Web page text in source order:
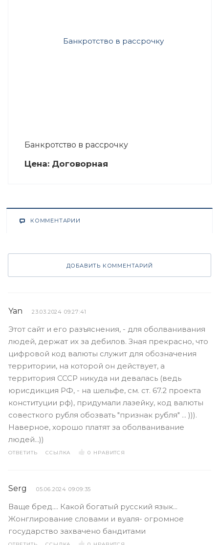
Банкротство в рассрочку
Цена: Договорная
КОММЕНТАРИИ
ДОБАВИТЬ КОММЕНТАРИЙ
Yan 23.03.2024 09:27:41
Этот сайт и его разъяснения, - для оболванивания
людей, держат их за дебилов. Зная прекрасно, что
цифровой код валюты служит для обозначения
территории, на которой он действует, а
территория СССР никуда ни девалась (ведь
юрисдикция РФ, - на шельфе, см. ст. 67.2 проекта
конституции рф), придумали лазейку, код валюты
совесткого рубля обозвать "признак рубля" ... ))).
Наверное, хорошо платят за оболванивание
людей...))
ОТВЕТИТЬ ССЫЛКА 0 НРАВИТСЯ
Serg 05.06.2024 09:09:35
Ваще бред.... Какой богатый русский язык...
Жонглирование словами и вуаля- огромное
государство захвачено бандитами